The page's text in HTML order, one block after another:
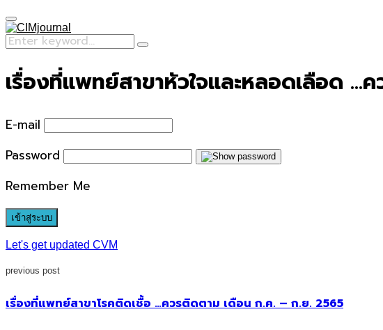
Primary
Menu
Search
for:
Search
เรื่องที่แพทย์สาขาหัวใจและหลอดเลือด …
E-mail
Password
Remember Me
Let's get updated CVM
previous post
เรื่องที่แพทย์สาขาโรคติดเชื้อ …ควรติดตาม เดือน ก.ค. – ก.ย. 2565